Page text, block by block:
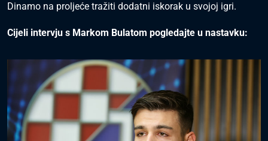
Dinamo na proljeće tražiti dodatni iskorak u svojoj igri.
Cijeli intervju s Markom Bulatom pogledajte u nastavku: